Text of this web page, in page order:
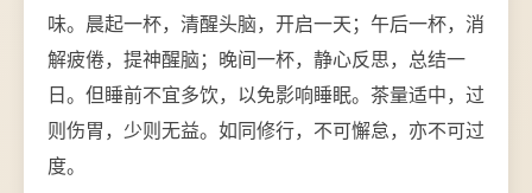
味。晨起一杯，清醒头脑，开启一天；午后一杯，消
解疲倦，提神醒脑；晚间一杯，静心反思，总结一
日。但睡前不宜多饮，以免影响睡眠。茶量适中，过
则伤胃，少则无益。如同修行，不可懈怠，亦不可过
度。